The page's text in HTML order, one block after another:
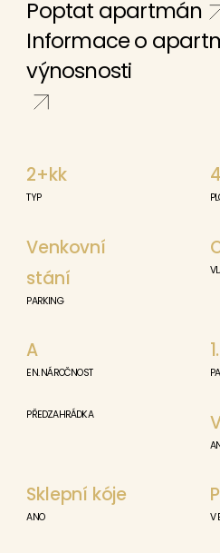
Poptat apartmán
Informace o
výnosnosti
2+kk
TYP
Venkovní
stání
PARKING
A
EN. NÁROČNOST
PŘEDZAHRÁDKA
Sklepní kóje
ANO V